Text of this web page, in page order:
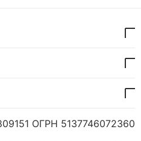
ОГРН 5137746072360